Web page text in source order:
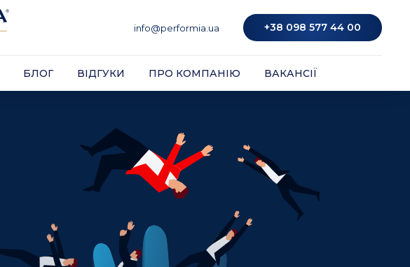
info@performia.ua +38 098 577 44 00
БЛОГ ВІДГУКИ ПРО КОМПАНІЮ ВАКАНСІЇ
ВАКАНСІЇ